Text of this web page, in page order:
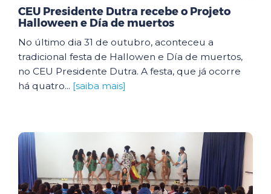
CEU Presidente Dutra recebe o Projeto
Halloween e Día de muertos
No último dia 31 de outubro, aconteceu a
tradicional festa de Hallowen e Día de muertos,
no CEU Presidente Dutra. A festa, que já ocorre
há quatro... [saiba mais]